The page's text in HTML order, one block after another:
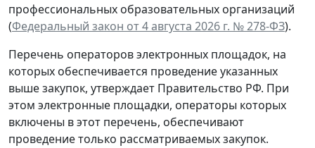
профессиональных образовательных организаций
(Федеральный закон от 4 августа 2026 г. № 278-ФЗ).
Перечень операторов электронных площадок, на
которых обеспечивается проведение указанных
выше закупок, утверждает Правительство РФ. При
этом электронные площадки, операторы которых
включены в этот перечень, обеспечивают
проведение только рассматриваемых закупок.